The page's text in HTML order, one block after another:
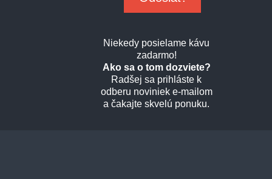
Niekedy posielame kávu
zadarmo!
Ako sa o tom dozviete?
Radšej sa prihláste k
odberu noviniek e-mailom
a čakajte skvelú ponuku.